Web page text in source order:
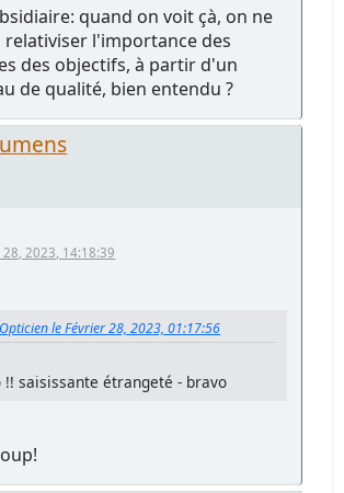
quand on voit çà, on ne
l'importance des
des objectifs, à partir d'un
de qualité, bien entendu ?
28, 2023, 14:18:39
le Février 28, 2023, 01:17:56
saisissante étrangeté - bravo